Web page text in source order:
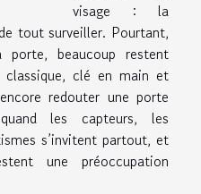
visage : la
tout surveiller. Pourtant,
beaucoup restent
clé en main et
redouter une porte
quand les capteurs, les
s’invitent partout, et
une préoccupation